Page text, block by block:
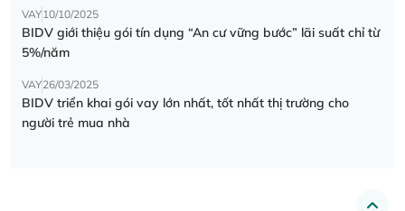
VAY10/10/2025
BIDV giới thiệu gói tín dụng “An cư vững bước” lãi suất chỉ từ
5%/năm
VAY26/03/2025
BIDV triển khai gói vay lớn nhất, tốt nhất thị trường cho
người trẻ mua nhà